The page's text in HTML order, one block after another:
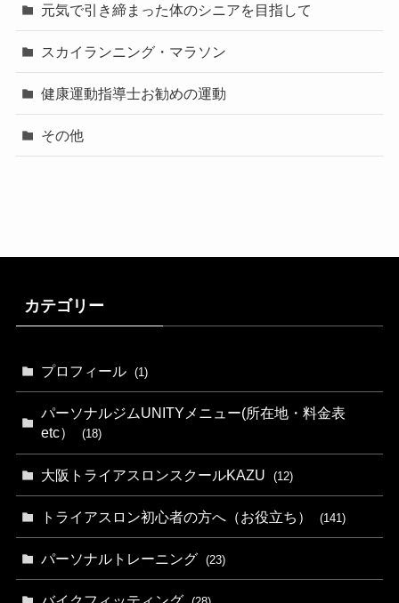
元気で引き締まった体のシニアを目指して
スカイランニング・マラソン
健康運動指導士お勧めの運動
その他
カテゴリー
プロフィール (1)
パーソナルジムUNITYメニュー(所在地・料金表
etc）
(18)
大阪トライアスロンスクールKAZU (12)
トライアスロン初心者の方へ（お役立ち） (141)
パーソナルトレーニング (23)